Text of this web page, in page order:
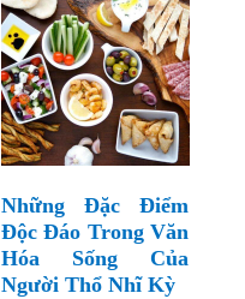
Những Đặc Điểm
Độc Đáo Trong Văn
Hóa Sống Của
Người Thổ Nhĩ Kỳ